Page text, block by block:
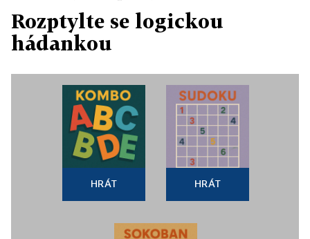
Rozptylte se logickou
hádankou
HRÁT HRÁT